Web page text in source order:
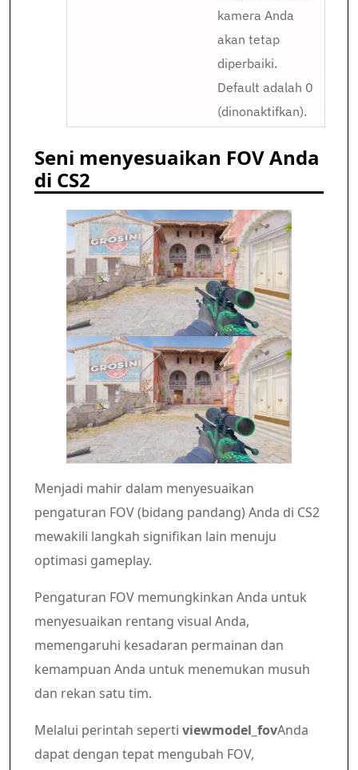
kamera Anda
akan tetap
diperbaiki.
Default adalah 0
(dinonaktifkan).
Seni menyesuaikan FOV Anda
di CS2
Menjadi mahir dalam menyesuaikan
pengaturan FOV (bidang pandang) Anda di CS2
mewakili langkah signifikan lain menuju
optimasi gameplay.
Pengaturan FOV memungkinkan Anda untuk
menyesuaikan rentang visual Anda,
memengaruhi kesadaran permainan dan
kemampuan Anda untuk menemukan musuh
dan rekan satu tim.
Melalui perintah seperti viewmodel_fovAnda
dapat dengan tepat mengubah FOV,